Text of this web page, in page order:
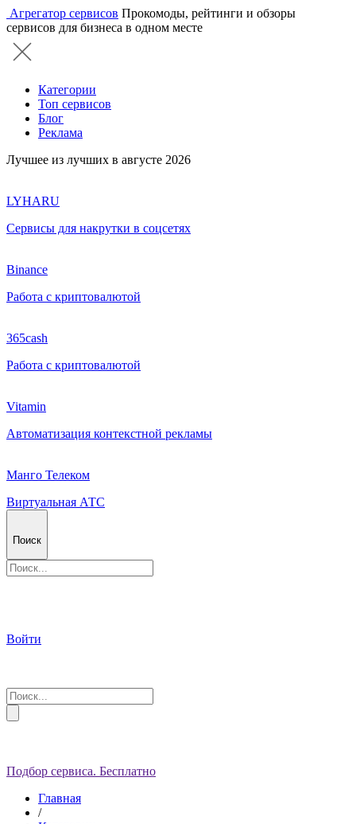
Агрегатор сервисов Прокомоды, рейтинги и обзоры
сервисов для бизнеса в одном месте
Категории
Топ сервисов
Блог
Реклама
Лучшее из лучших в августе 2026
LYHARU
Сервисы для накрутки в соцсетях
Binance
Работа с криптовалютой
365cash
Работа с криптовалютой
Vitamin
Автоматизация контекстной рекламы
Манго Телеком
Виртуальная АТС
Поиск
Войти
Подбор сервиса. Бесплатно
Главная
/